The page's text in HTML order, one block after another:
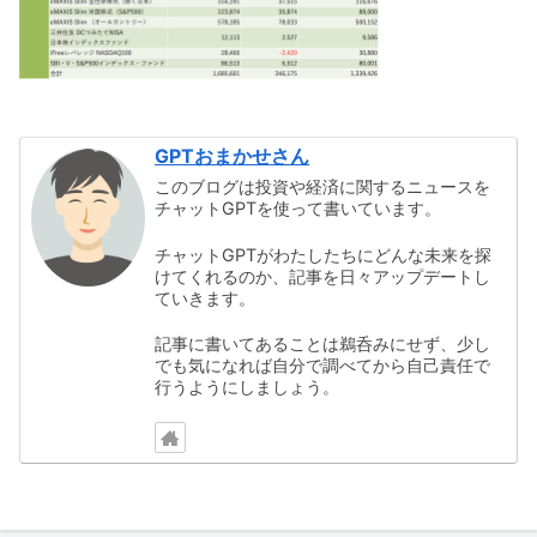
GPTおまかせさん
このブログは投資や経済に関するニュースを
チャットGPTを使って書いています。
チャットGPTがわたしたちにどんな未来を探
けてくれるのか、記事を日々アップデートし
ていきます。
記事に書いてあることは鵜呑みにせず、少し
でも気になれば自分で調べてから自己責任で
行うようにしましょう。